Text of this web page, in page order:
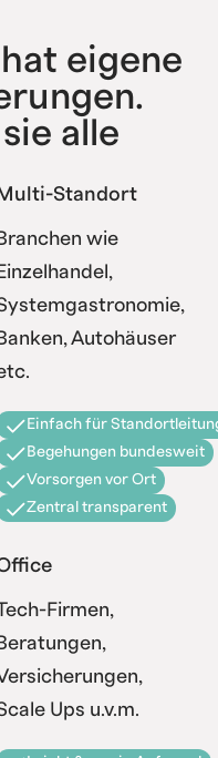
eigene
alle
Standort
Branchen wie
Einzelhandel,
Banken, Autohäuser
Einfach für
Begehungen bundesweit
Vorsorgen vor Ort
Zentral transparent
Firmen,
Beratungen,
Ups u.v.m.